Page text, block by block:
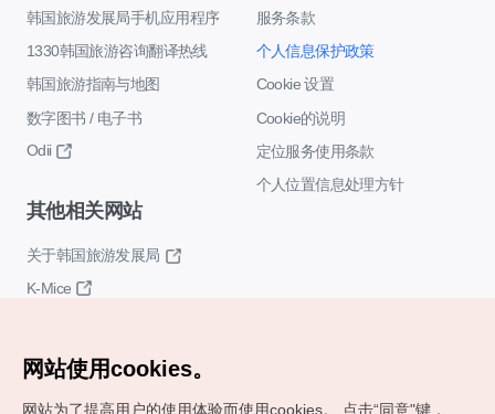
韩国旅游发展局手机应用程序
1330韩国旅游咨询翻译热线
韩国旅游指南与地图
数字图书 / 电子书
Odii
服务条款
个人信息保护政策
Cookie 设置
Cookie的说明
定位服务使用条款
个人位置信息处理方针
其他相关网站
关于韩国旅游发展局
K-Mice
网站使用cookies。
网站为了提高用户的使用体验而使用cookies。 点击“同意"键，